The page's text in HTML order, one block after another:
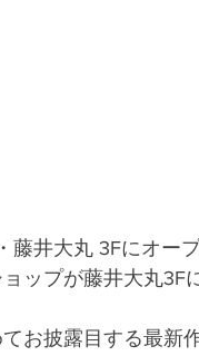
藤井大丸 3Fにオー
ップが藤井大丸3F
お披露目する最新